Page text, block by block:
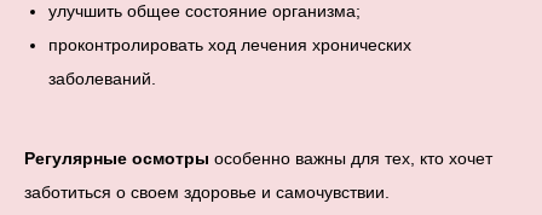
улучшить общее состояние организма;
проконтролировать ход лечения хронических
заболеваний.
Регулярные осмотры особенно важны для тех, кто хочет
заботиться о своем здоровье и самочувствии.